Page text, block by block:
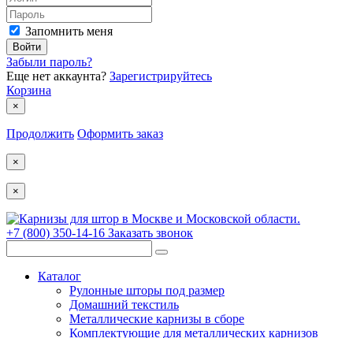
Запомнить меня
Войти
Забыли пароль?
Еще нет аккаунта? Зарегистрируйтесь
Корзина
×
Продолжить Оформить заказ
×
×
+7 (800) 350-14-16 Заказать звонок
Каталог
Рулонные шторы под размер
Домашний текстиль
Металлические карнизы в сборе
Комплектующие для металлических карнизов